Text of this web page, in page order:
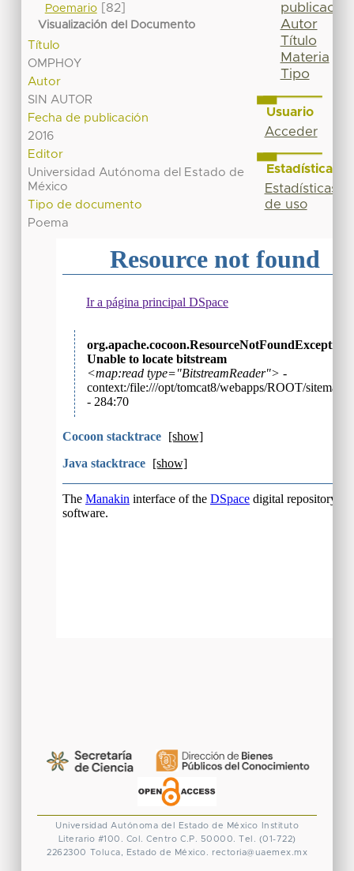
Poemario[82]
Visualización del Documento
Título
OMPHOY
Autor
SIN AUTOR
Fecha de publicación
2016
Editor
Universidad Autónoma del Estado de
México
Tipo de documento
Poema
publicación
Autor
Título
Materia
Tipo
Usuario
Acceder
Estadísticas
Estadísticas
de uso
Universidad Autónoma del Estado de México
Instituto
Literario #100. Col. Centro C.P. 50000. Tel. (01-722)
2262300 Toluca, Estado de México. rectoria@uaemex.mx